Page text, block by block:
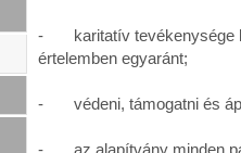
- karitatív tevékenysége
értelemben egyaránt;
- védeni, támogatni és
- az alapítvány minden